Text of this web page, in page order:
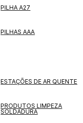
PILHA A27
PILHAS AAA
ESTAÇÕES DE AR QUENTE
PRODUTOS LIMPEZA
SOLDADURA